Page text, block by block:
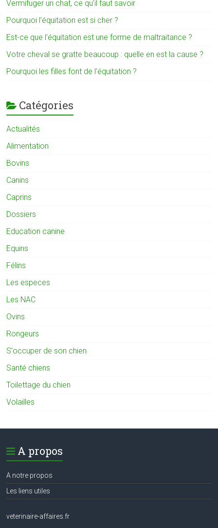
Vermifuger un chat, ce qu’il faut savoir
Pourquoi l’équitation est si cher ?
Est-ce que l’équitation est une forme de maltraitance ?
Votre cheval se gratte beaucoup : quelle en est la cause ?
Pourquoi les filles font de l’équitation ?
Catégories
Actualités
Alimentation
Bovins
Canins
Caprins
Dossiers
Education canine
Equins
Félins
Les especes
Les NAC
Ovins
Rongeurs
S'occuper de son chien
Santé chiens
Toilettage du chien
Volailles
A propos
A notre propos
Les liens utiles
veterinaire-affaires.fr